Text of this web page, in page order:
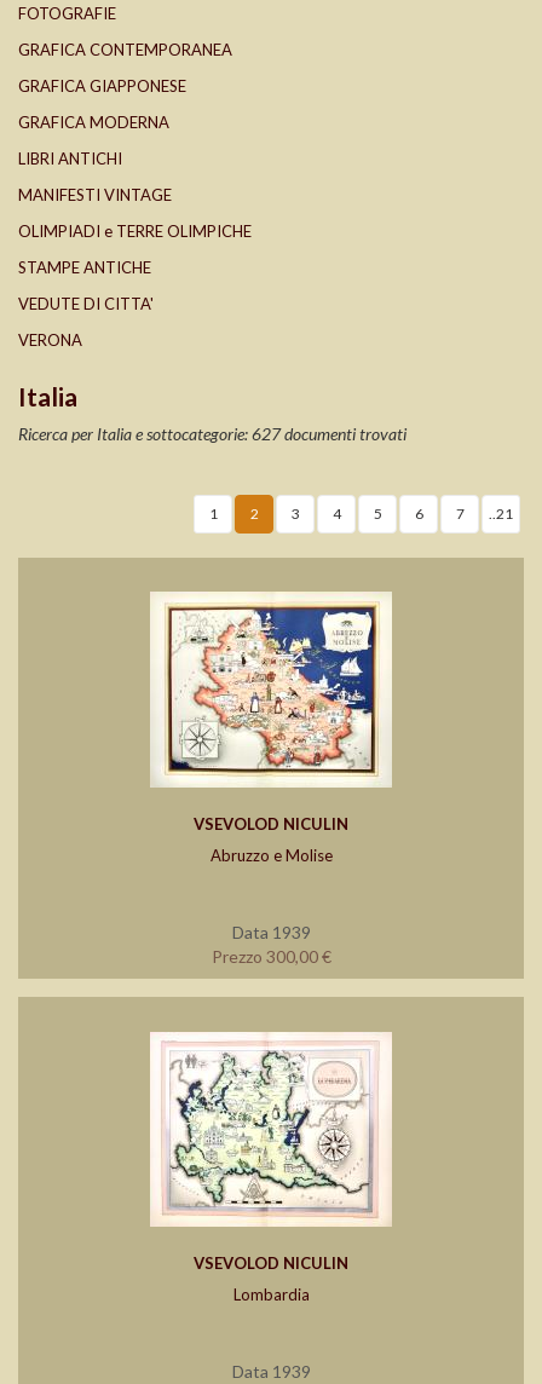
FOTOGRAFIE
GRAFICA CONTEMPORANEA
GRAFICA GIAPPONESE
GRAFICA MODERNA
LIBRI ANTICHI
MANIFESTI VINTAGE
OLIMPIADI e TERRE OLIMPICHE
STAMPE ANTICHE
VEDUTE DI CITTA'
VERONA
Italia
Ricerca per Italia e sottocategorie: 627 documenti trovati
1 2 3 4 5 6 7 ..21
VSEVOLOD NICULIN
Abruzzo e Molise
Data 1939
Prezzo 300,00 €
VSEVOLOD NICULIN
Lombardia
Data 1939